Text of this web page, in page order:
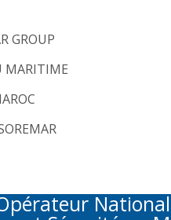
GROUP
MARITIME
Opérateur